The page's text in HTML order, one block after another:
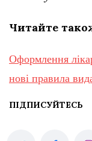
Читайте
Оформлення
нові правила
ПІДПИСУЙТЕСЬ